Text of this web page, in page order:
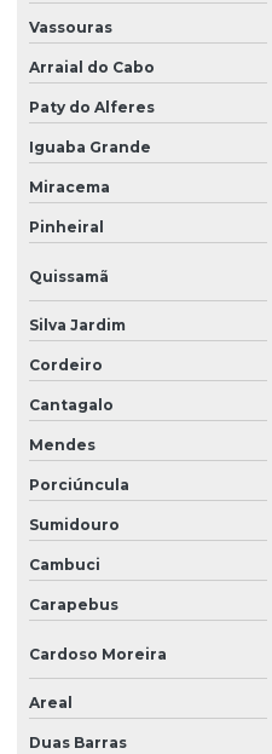
Vassouras
Arraial do Cabo
Paty do Alferes
Iguaba Grande
Miracema
Pinheiral
Quissamã
Silva Jardim
Cordeiro
Cantagalo
Mendes
Porciúncula
Sumidouro
Cambuci
Carapebus
Cardoso Moreira
Areal
Duas Barras